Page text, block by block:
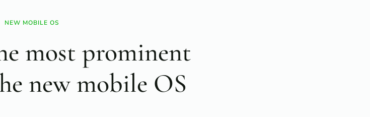
NEW MOBILE OS
most prominent
new mobile OS